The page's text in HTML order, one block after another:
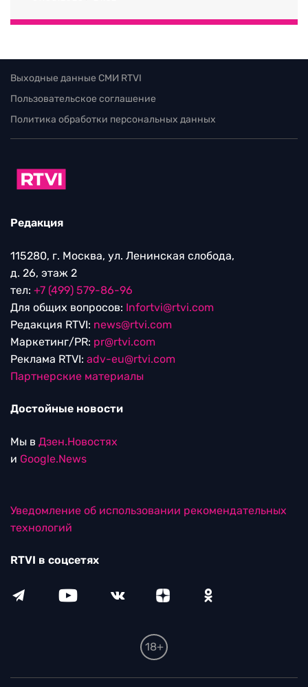
Выходные данные СМИ RTVI
Пользовательское соглашение
Политика обработки персональных данных
Редакция
115280, г. Москва, ул. Ленинская слобода,
д. 26, этаж 2
тел: +7 (499) 579-86-96
Для общих вопросов: Infortvi@rtvi.com
Редакция RTVI: news@rtvi.com
Маркетинг/PR: pr@rtvi.com
Реклама RTVI: adv-eu@rtvi.com
Партнерские материалы
Достойные новости
Мы в Дзен.Новостях
и Google.News
Уведомление об использовании рекомендательных
технологий
RTVI в соцсетях
18+